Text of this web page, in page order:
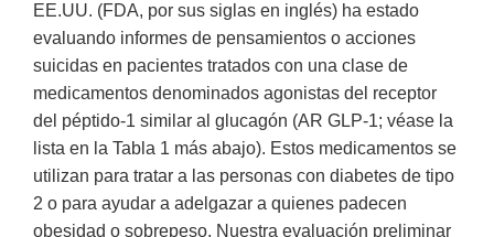
EE.UU. (FDA, por sus siglas en inglés) ha estado
evaluando informes de pensamientos o acciones
suicidas en pacientes tratados con una clase de
medicamentos denominados agonistas del receptor
del péptido-1 similar al glucagón (AR GLP-1; véase la
lista en la Tabla 1 más abajo). Estos medicamentos se
utilizan para tratar a las personas con diabetes de tipo
2 o para ayudar a adelgazar a quienes padecen
obesidad o sobrepeso. Nuestra evaluación preliminar